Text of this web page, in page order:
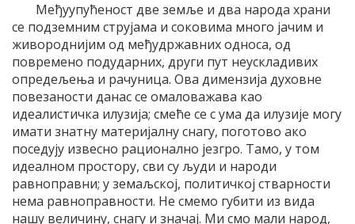
Међуупућеност две земље и два народа храни
се подземним струјама и соковима много јачим и
живороднијим од међудржавних односа, од
повремено подударних, други пут неускладивих
опредељења и рачуница. Ова димензија духовне
повезаности данас се омаловажава као
идеалистичка илузија; смеће се с ума да илузије могу
имати знатну материјалну снагу, поготово ако
поседују извесно рационално језгро. Тамо, у том
идеалном простору, сви су људи и народи
равноправни; у земаљској, политичкој стварности
нема равноправности. Не смемо губити из вида
нашу величину, снагу и значај. Ми смо мали народ,